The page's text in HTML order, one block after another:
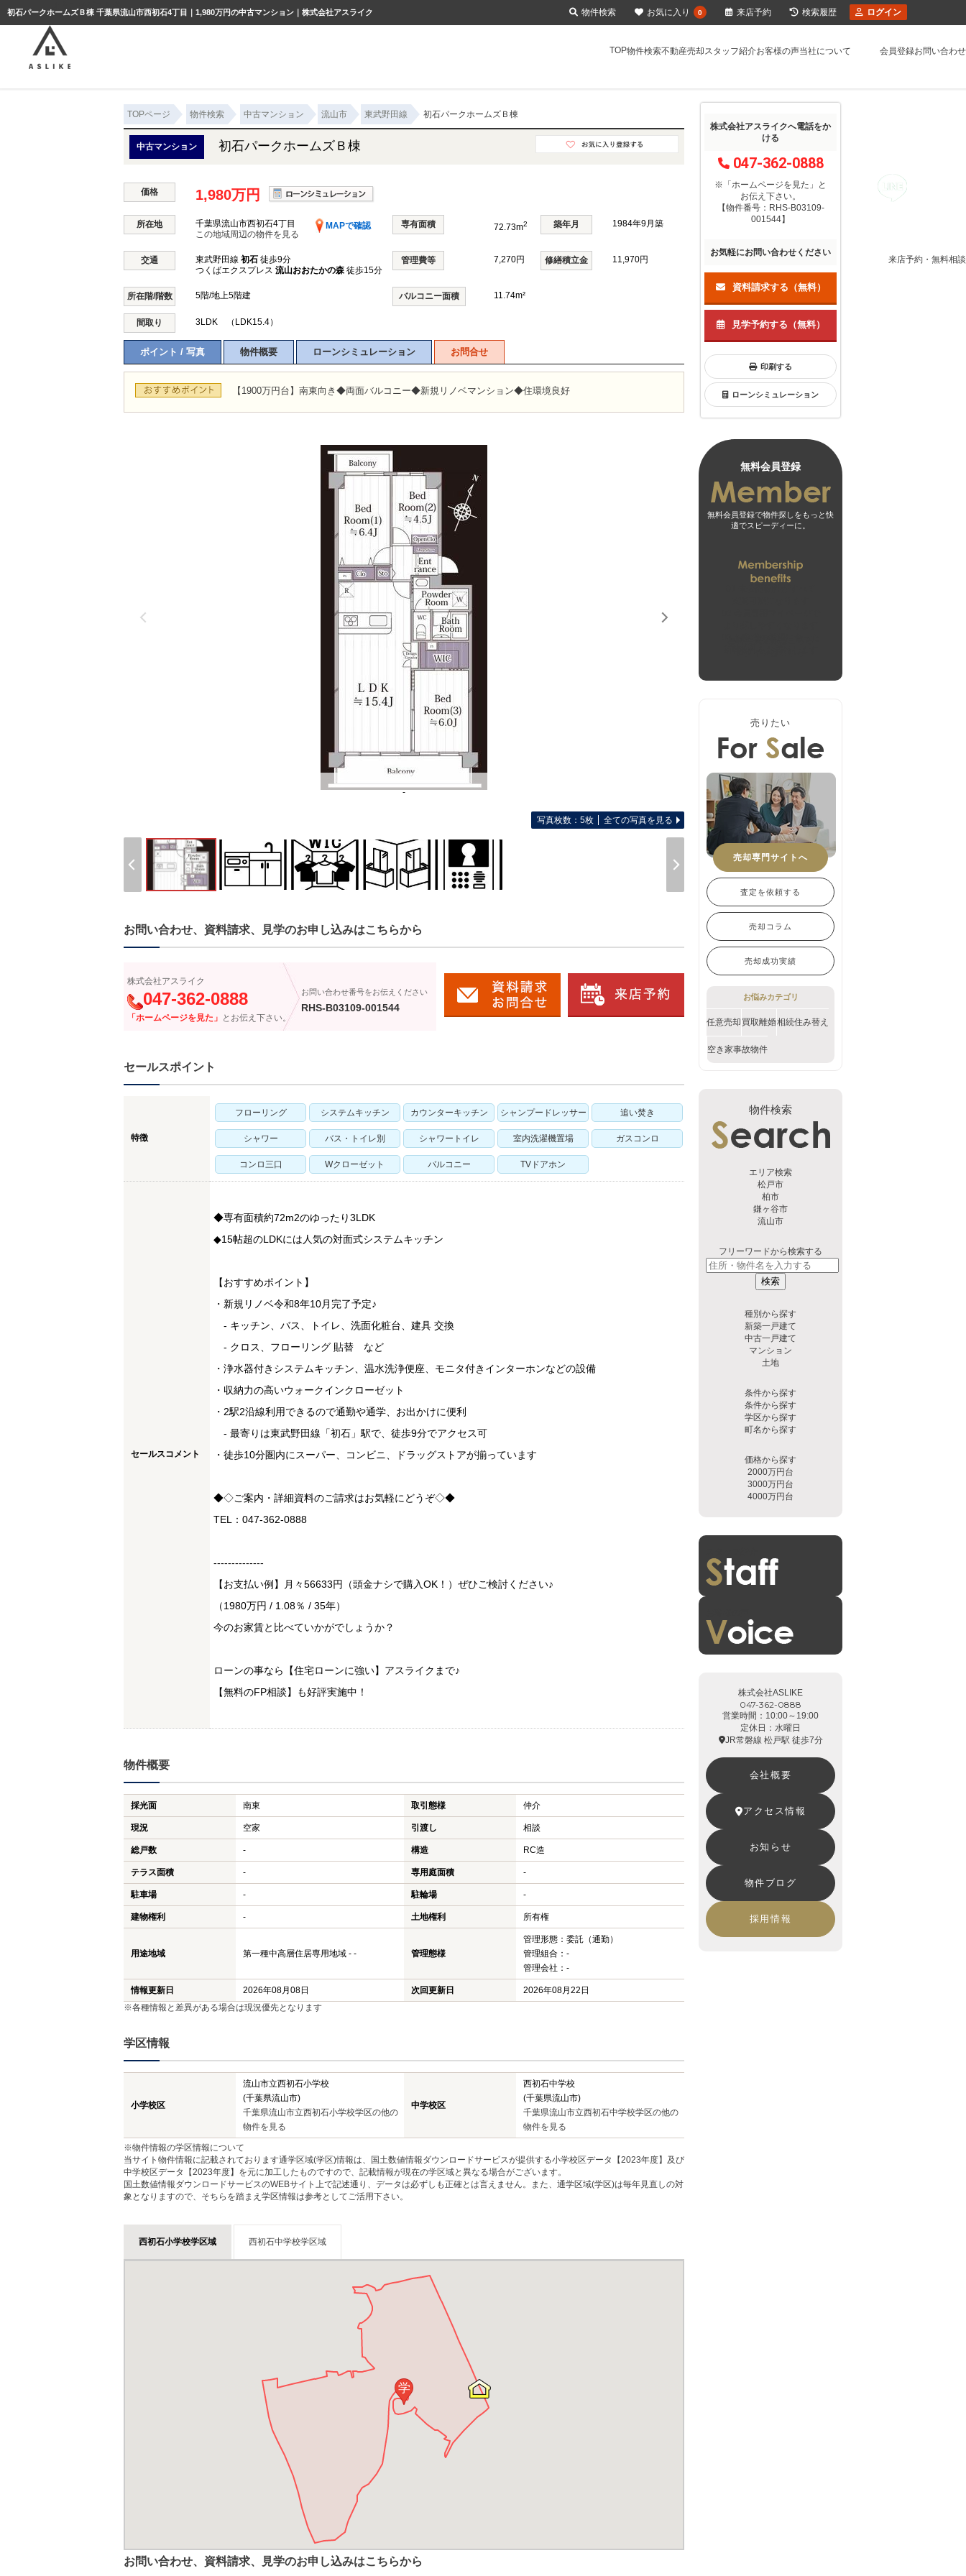
初石パークホームズＢ棟 千葉県流山市西初石4丁目｜1,980万円の中古マンション｜株式会社アスライク
TOP物件検索不動産売却スタッフ紹介お客様の声当社について 会員登録お問い合わせ
来店予約・無料相談
TOPページ 物件検索 中古マンション 流山市 東武野田線 初石パークホームズＢ棟
中古マンション 初石パークホームズＢ棟
価格 1,980万円
所在地 千葉県流山市西初石4丁目
MAPで確認
この地域周辺の物件を見る
専有面積 72.73m2 築年月 1984年9月築
交通 東武野田線 初石 徒歩9分
つくばエクスプレス 流山おおたかの森 徒歩15分
管理費等 7,270円 修繕積立金 11,970円
所在階/階数 5階/地上5階建 バルコニー面積 11.74m²
間取り 3LDK （LDK15.4）
ポイント / 写真 物件概要 ローンシミュレーション お問合せ
【1900万円台】南東向き◆両面バルコニー◆新規リノベマンション◆住環境良好
-
写真枚数：5枚 全ての写真を見る
お問い合わせ、資料請求、見学のお申し込みはこちらから
株式会社アスライク
047-362-0888
「ホームページを見た」 とお伝え下さい。
お問い合わせ番号をお伝えください
RHS-B03109-001544
セールスポイント
特徴
フローリング システムキッチン カウンターキッチン シャンプードレッサー 追い焚き
シャワー バス・トイレ別 シャワートイレ 室内洗濯機置場 ガスコンロ
コンロ三口 Wクローゼット バルコニー TVドアホン
セールスコメント
◆専有面積約72m2のゆったり3LDK
◆15帖超のLDKには人気の対面式システムキッチン
【おすすめポイント】
・新規リノベ令和8年10月完了予定♪
- キッチン、バス、トイレ、洗面化粧台、建具 交換
- クロス、フローリング 貼替 など
・浄水器付きシステムキッチン、温水洗浄便座、モニタ付きインターホンなどの設備
・収納力の高いウォークインクローゼット
・2駅2沿線利用できるので通勤や通学、お出かけに便利
- 最寄りは東武野田線「初石」駅で、徒歩9分でアクセス可
・徒歩10分圏内にスーパー、コンビニ、ドラッグストアが揃っています
◆◇ご案内・詳細資料のご請求はお気軽にどうぞ◇◆
TEL：047-362-0888
--------------
【お支払い例】月々56633円（頭金ナシで購入OK！）ぜひご検討ください♪
（1980万円 / 1.08％ / 35年）
今のお家賃と比べていかがでしょうか？
ローンの事なら【住宅ローンに強い】アスライクまで♪
【無料のFP相談】も好評実施中！
物件概要
採光面 南東 取引態様 仲介
現況 空家 引渡し 相談
総戸数 - 構造 RC造
テラス面積 - 専用庭面積 -
駐車場 - 駐輪場 -
建物権利 - 土地権利 所有権
用途地域 第一種中高層住居専用地域 - - 管理態様
管理形態：委託（通勤）
管理組合：-
管理会社：-
情報更新日 2026年08月08日 次回更新日
2026年08月22日
※各種情報と差異がある場合は現況優先となります
学区情報
小学校区
流山市立西初石小学校
(千葉県流山市)
千葉県流山市立西初石小学校学区の他の
物件を見る
中学校区
西初石中学校
(千葉県流山市)
千葉県流山市立西初石中学校学区の他の
物件を見る
※物件情報の学区情報について
当サイト物件情報に記載されております通学区域(学区)情報は、国土数値情報ダウンロードサービスが提供する小学校区データ【2023年度】及び
中学校区データ【2023年度】を元に加工したものですので、記載情報が現在の学区域と異なる場合がございます。
国土数値情報ダウンロードサービスのWEBサイト上で記述通り、データは必ずしも正確とは言えません。また、通学区域(学区)は毎年見直しの対
象となりますので、そちらを踏まえ学区情報は参考としてご活用下さい。
西初石小学校学区域 西初石中学校学区域
学
お問い合わせ、資料請求、見学のお申し込みはこちらから
株式会社アスライクへ電話をか
ける
047-362-0888
※「ホームページを見た」
と
お伝え下さい。
【物件番号：RHS-B03109-
001544】
お気軽にお問い合わせください
資料請求する（無料）
見学予約する（無料）
印刷する
ローンシミュレーション
無料会員登録
無料会員登録で物件探しをもっと快
適でスピーディーに。
売りたい
売却専門サイトへ
査定を依頼する
売却コラム
売却成功実績
お悩みカテゴリ
任意売却 買取離婚相続住み替え
空き家事故物件
物件検索
エリア検索
松戸市
柏市
鎌ヶ谷市
流山市
フリーワードから検索する
検索
種別から探す
新築一戸建て
中古一戸建て
マンション
土地
条件から探す
条件から探す
学区から探す
町名から探す
価格から探す
2000万円台
3000万円台
4000万円台
株式会社ASLIKE
047-362-0888
営業時間：10:00～19:00
定休日：水曜日
JR常磐線 松戸駅 徒歩7分
会社概要
アクセス情報
お知らせ
物件ブログ
採用情報
物件検索 お気に入り 0 来店予約 検索履歴 ログイン
ようこそゲスト様